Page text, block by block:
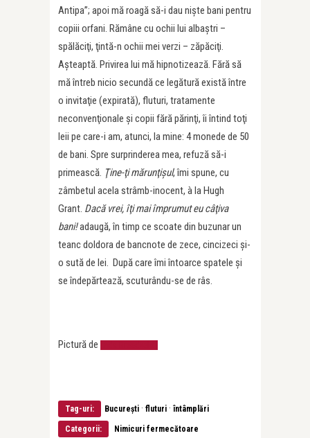
Antipa”; apoi mă roagă să-i dau nişte bani pentru
copiii orfani. Rămâne cu ochii lui albaştri –
spălăciţi, ţintă-n ochii mei verzi – zăpăciţi.
Aşteaptă. Privirea lui mă hipnotizează. Fără să
mă întreb nicio secundă ce legătură există între
o invitaţie (expirată), fluturi, tratamente
neconvenţionale şi copii fără părinţi, îi întind toţi
leii pe care-i am, atunci, la mine: 4 monede de 50
de bani. Spre surprinderea mea, refuză să-i
primească. Ţine-ţi mărunţişul, îmi spune, cu
zâmbetul acela strâmb-inocent, à la Hugh
Grant. Dacă vrei, îţi mai împrumut eu câţiva
bani!adaugă, în timp ce scoate din buzunar un
teanc doldora de bancnote de zece, cincizeci şi-
o sută de lei. După care îmi întoarce spatele şi
se îndepărtează, scuturându-se de râs.
Pictură de
Tag-uri: Bucureşti · fluturi · întâmplări
Categorii: Nimicuri fermecătoare